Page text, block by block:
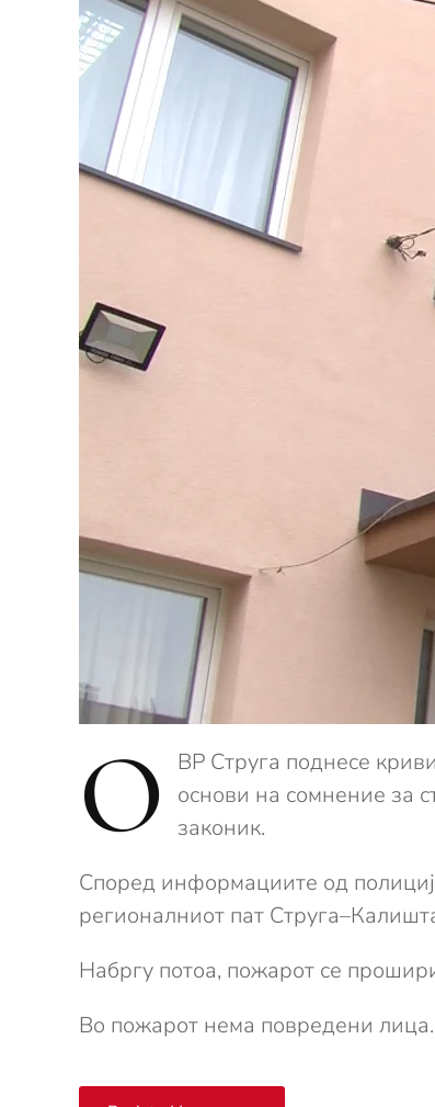
О
ВР Струга поднесе
основи на сомнение за
законик.
Според информациите од
регионалниот пат
Набргу потоа, пожарот се
Во пожарот нема повредени лица.